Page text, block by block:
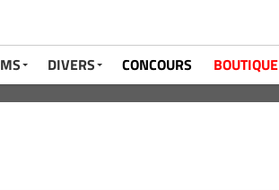
DIVERS CONCOURS BOUTIQUE